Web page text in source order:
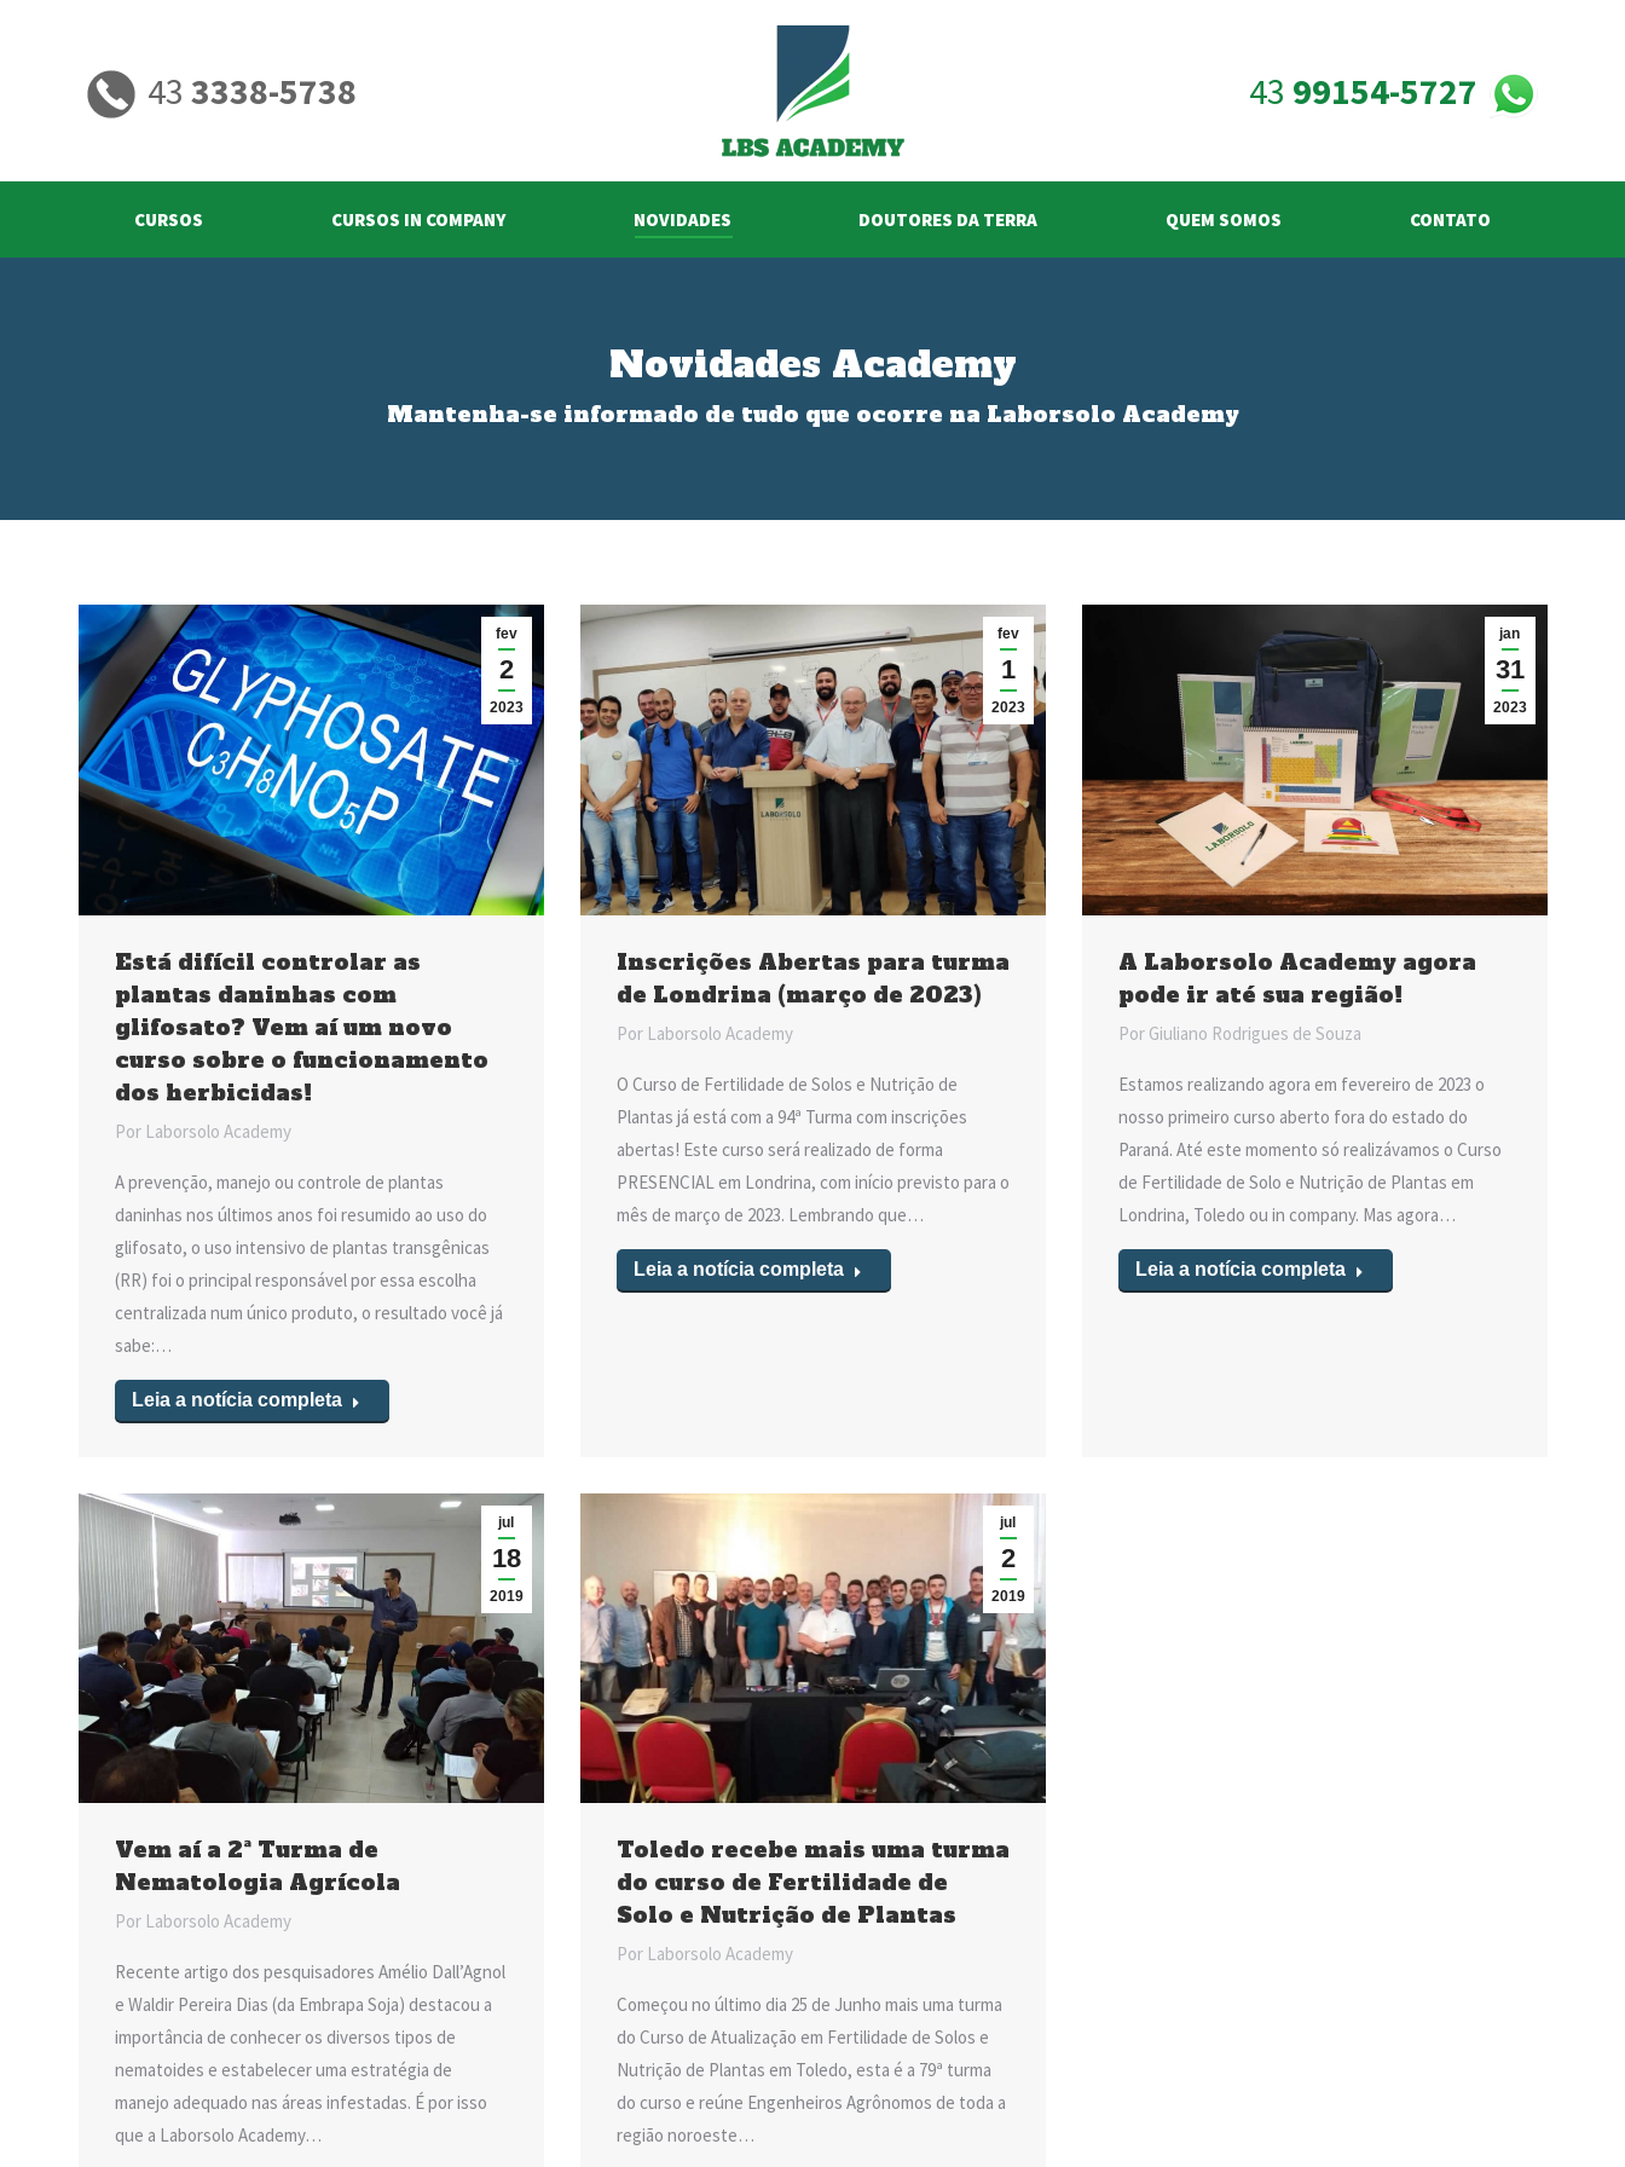
43 3338-5738 43 99154-5727
CURSOS CURSOS IN COMPANY NOVIDADES DOUTORES DA TERRA QUEM SOMOS CONTATO
Novidades Academy
Mantenha-se informado de tudo que ocorre na Laborsolo Academy
fev
2
2023
Está difícil controlar as
plantas daninhas com
glifosato? Vem aí um novo
curso sobre o funcionamento
dos herbicidas!
Por Laborsolo Academy
A prevenção, manejo ou controle de plantas
daninhas nos últimos anos foi resumido ao uso do
glifosato, o uso intensivo de plantas transgênicas
(RR) foi o principal responsável por essa escolha
centralizada num único produto, o resultado você já
sabe:…
Leia a notícia completa
fev
1
2023
Inscrições Abertas para turma
de Londrina (março de 2023)
Por Laborsolo Academy
O Curso de Fertilidade de Solos e Nutrição de
Plantas já está com a 94ª Turma com inscrições
abertas! Este curso será realizado de forma
PRESENCIAL em Londrina, com início previsto para o
mês de março de 2023. Lembrando que…
Leia a notícia completa
jan
31
2023
A Laborsolo Academy agora
pode ir até sua região!
Por Giuliano Rodrigues de Souza
Estamos realizando agora em fevereiro de 2023 o
nosso primeiro curso aberto fora do estado do
Paraná. Até este momento só realizávamos o Curso
de Fertilidade de Solo e Nutrição de Plantas em
Londrina, Toledo ou in company. Mas agora…
Leia a notícia completa
jul
18
2019
Vem aí a 2ª Turma de
Nematologia Agrícola
Por Laborsolo Academy
Recente artigo dos pesquisadores Amélio Dall’Agnol
e Waldir Pereira Dias (da Embrapa Soja) destacou a
importância de conhecer os diversos tipos de
nematoides e estabelecer uma estratégia de
manejo adequado nas áreas infestadas. É por isso
que a Laborsolo Academy…
jul
2
2019
Toledo recebe mais uma turma
do curso de Fertilidade de
Solo e Nutrição de Plantas
Por Laborsolo Academy
Começou no último dia 25 de Junho mais uma turma
do Curso de Atualização em Fertilidade de Solos e
Nutrição de Plantas em Toledo, esta é a 79ª turma
do curso e reúne Engenheiros Agrônomos de toda a
região noroeste…